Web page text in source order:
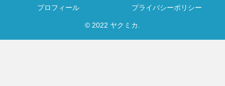
プロフィール
プライバシーポリシー
© 2022 ヤクミカ.